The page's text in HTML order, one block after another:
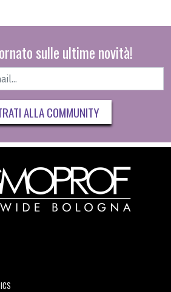
sulle ultime novità!
ALLA COMMUNITY